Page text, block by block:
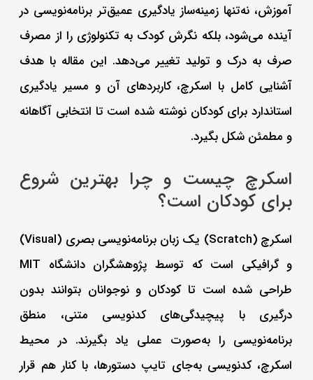
آموزش، نه‌تنها زمینه‌ساز یادگیری عمیق‌تر برنامه‌نویسی در
آینده می‌شود، بلکه نگرش کودک به تکنولوژی را از مصرف
صرف به درک و تولید تغییر می‌دهد. این مقاله با هدف
آشنایی کامل با اسکرچ، کاربردهای آن و مسیر یادگیری
استاندارد برای کودکان نوشته شده است تا انتخابی آگاهانه
و مطمئن شکل بگیرد.
اسکرچ چیست و چرا بهترین شروع
برای کودکان است؟
اسکرچ (Scratch) یک زبان برنامه‌نویسی بصری (Visual)
و گرافیکی است که توسط پژوهشگران دانشگاه MIT
طراحی شده است تا کودکان و نوجوانان بتوانند بدون
درگیری با پیچیدگی‌های کدنویسی متنی، منطق
برنامه‌نویسی را به‌صورت عملی یاد بگیرند. در محیط
اسکرچ، کدنویسی به‌جای تایپ دستورها، با کنار هم قرار